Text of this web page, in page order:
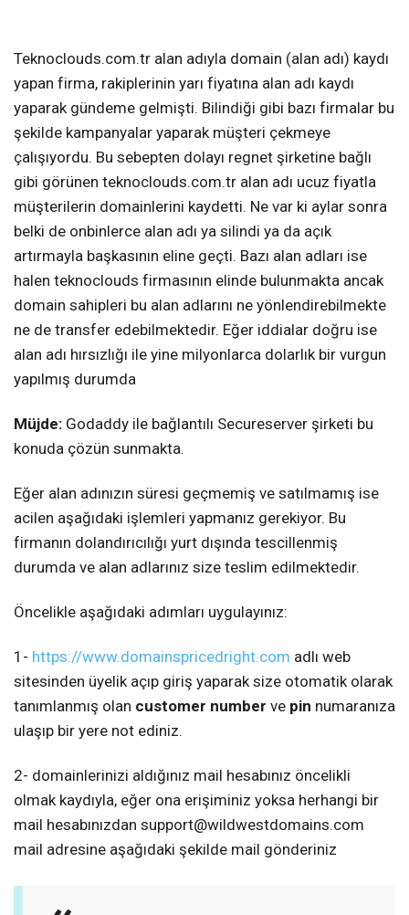
Teknoclouds.com.tr alan adıyla domain (alan adı) kaydı
yapan firma, rakiplerinin yarı fiyatına alan adı kaydı
yaparak gündeme gelmişti. Bilindiği gibi bazı firmalar bu
şekilde kampanyalar yaparak müşteri çekmeye
çalışıyordu. Bu sebepten dolayı regnet şirketine bağlı
gibi görünen teknoclouds.com.tr alan adı ucuz fiyatla
müşterilerin domainlerini kaydetti. Ne var ki aylar sonra
belki de onbinlerce alan adı ya silindi ya da açık
artırmayla başkasının eline geçti. Bazı alan adları ise
halen teknoclouds firmasının elinde bulunmakta ancak
domain sahipleri bu alan adlarını ne yönlendirebilmekte
ne de transfer edebilmektedir. Eğer iddialar doğru ise
alan adı hırsızlığı ile yine milyonlarca dolarlık bir vurgun
yapılmış durumda
Müjde: Godaddy ile bağlantılı Secureserver şirketi bu
konuda çözün sunmakta.
Eğer alan adınızın süresi geçmemiş ve satılmamış ise
acilen aşağıdaki işlemleri yapmanız gerekiyor. Bu
firmanın dolandırıcılığı yurt dışında tescillenmiş
durumda ve alan adlarınız size teslim edilmektedir.
Öncelikle aşağıdaki adımları uygulayınız:
1- https://www.domainspricedright.com adlı web
sitesinden üyelik açıp giriş yaparak size otomatik olarak
tanımlanmış olan customer number ve pin numaranıza
ulaşıp bir yere not ediniz.
2- domainlerinizi aldığınız mail hesabınız öncelikli
olmak kaydıyla, eğer ona erişiminiz yoksa herhangi bir
mail hesabınızdan support@wildwestdomains.com
mail adresine aşağıdaki şekilde mail gönderiniz